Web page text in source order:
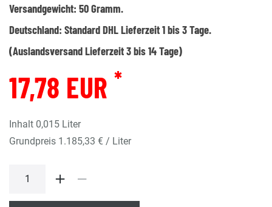
Versandgewicht: 50Gramm.
Deutschland: Standard DHL Lieferzeit 1 bis 3 Tage.
(Auslandsversand Lieferzeit 3 bis 14 Tage)
17,78 EUR *
Inhalt 0,015 Liter
Grundpreis 1.185,33 € / Liter